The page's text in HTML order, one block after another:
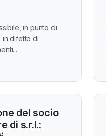
in punto di
in difetto di
del socio
di s.r.l.: